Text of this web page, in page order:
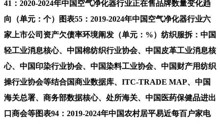
41：2020-2024年中国空气净化器行业正在售品牌数量变化趋
向（单元：个）图表55：2019-2024年中国空气净化器行业六
家上市公司资产欠债率环境阐发（单元：%）纺织服拆：中国
轻工业消息核心、中国棉纺织行业协会、中国皮革工业消息核
心、中国印染行业协会、中国染料工业协会、中国财产用纺织
操行业协会等结合国商业数据库、ITC-TRADE MAP、中国
海关总署、商务部数据核心、处所海关、中国医药保健品进出
口商会等图表94：2019-2024年中国农村居平易近每百户家电